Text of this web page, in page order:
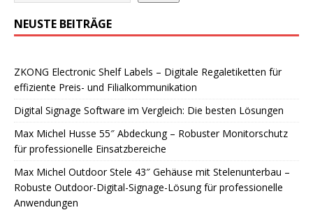
NEUSTE BEITRÄGE
ZKONG Electronic Shelf Labels – Digitale Regaletiketten für
effiziente Preis- und Filialkommunikation
Digital Signage Software im Vergleich: Die besten Lösungen
Max Michel Husse 55″ Abdeckung – Robuster Monitorschutz
für professionelle Einsatzbereiche
Max Michel Outdoor Stele 43″ Gehäuse mit Stelenunterbau –
Robuste Outdoor-Digital-Signage-Lösung für professionelle
Anwendungen